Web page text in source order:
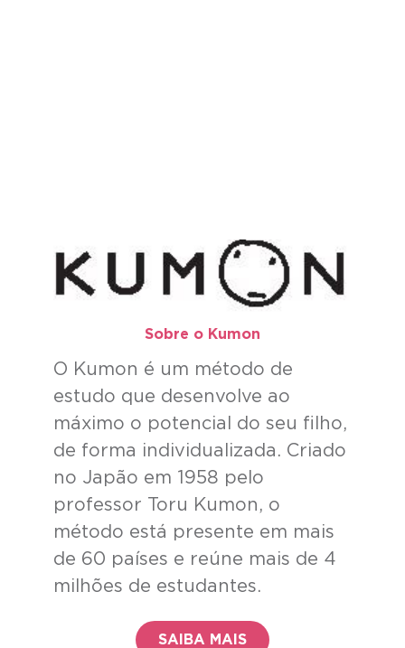
Sobre o Kumon​
O Kumon é um método de
estudo que desenvolve ao
máximo o potencial do seu filho,
de forma individualizada. Criado
no Japão em 1958 pelo
professor Toru Kumon, o
método está presente em mais
de 60 países e reúne mais de 4
milhões de estudantes.
SAIBA MAIS